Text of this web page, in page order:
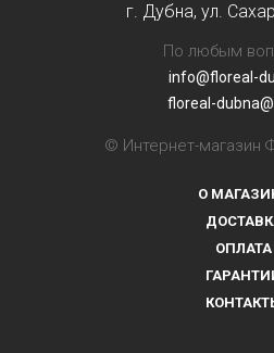
г. Дубна, ул.
По любым
info@floreal-
floreal-
© Интернет-магазин
О
ОПЛАТА